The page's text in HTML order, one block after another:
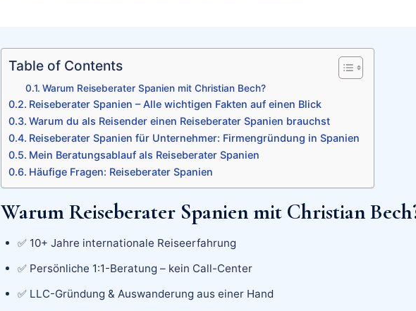
Table of Contents
Warum Reiseberater Spanien mit Christian Bech?
Reiseberater Spanien – Alle wichtigen Fakten auf einen Blick
Warum du als Reisender einen Reiseberater Spanien brauchst
Reiseberater Spanien für Unternehmer: Firmengründung in Spanien
Mein Beratungsablauf als Reiseberater Spanien
Häufige Fragen: Reiseberater Spanien
Warum Reiseberater Spanien mit Christian
✅ 10+ Jahre internationale Reiseerfahrung
✅ Persönliche 1:1-Beratung – kein Call-Center
✅ LLC-Gründung & Auswanderung aus einer Hand